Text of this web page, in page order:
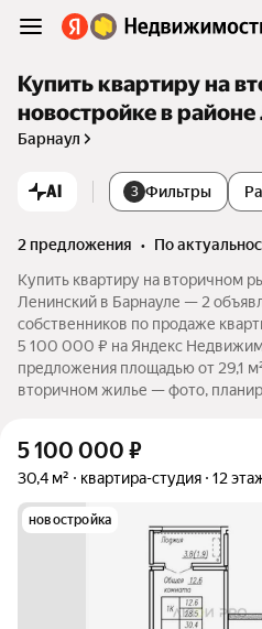
Купить квартиру на
новостройке в
Барнаул
AI 3 Фильтры
2 предложения •
по
Купить квартиру на вторичном
Ленинский в Барнауле — 2
собственников по продаже
5 100 000 ₽ на Яндекс
предложения площадью от 29,1
вторичном жилье — фото,
5 100 000 ₽
30,4 м² квартира-студия 12
новостройка